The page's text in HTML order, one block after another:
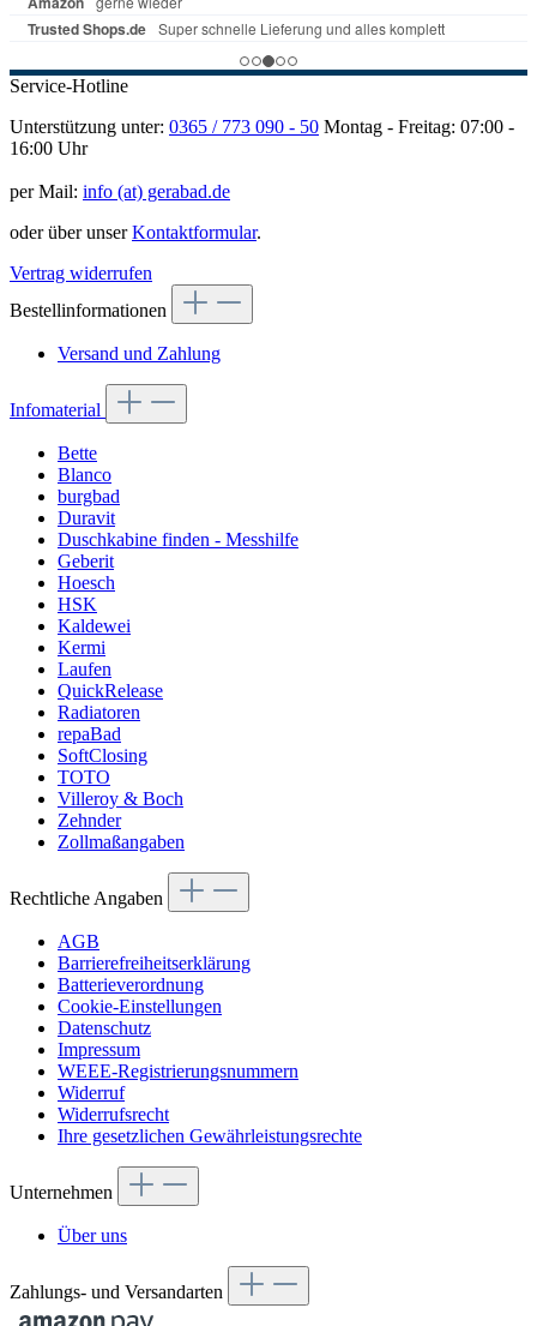
Service-Hotline
Unterstützung unter: 0365 / 773 090 - 50 Montag - Freitag: 07:00 -
16:00 Uhr
per Mail: info (at) gerabad.de
oder über unserKontaktformular.
Vertrag widerrufen
Bestellinformationen
Versand und Zahlung
Infomaterial
Bette
Blanco
burgbad
Duravit
Duschkabine finden - Messhilfe
Geberit
Hoesch
HSK
Kaldewei
Kermi
Laufen
QuickRelease
Radiatoren
repaBad
SoftClosing
TOTO
Villeroy & Boch
Zehnder
Zollmaßangaben
Rechtliche Angaben
AGB
Barrierefreiheitserklärung
Batterieverordnung
Cookie-Einstellungen
Datenschutz
Impressum
WEEE-Registrierungsnummern
Widerruf
Widerrufsrecht
Ihre gesetzlichen Gewährleistungsrechte
Unternehmen
Über uns
Zahlungs- und Versandarten